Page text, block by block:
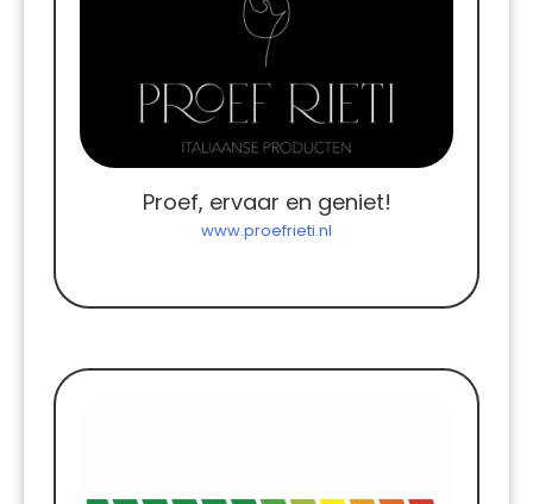
Proef, ervaar en geniet!
www.proefrieti.nl